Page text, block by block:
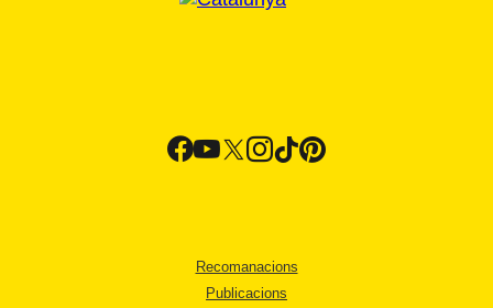
Recomanacions
Publicacions